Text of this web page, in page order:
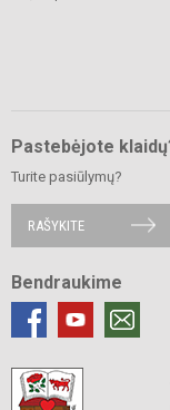
Pastebėjote
Turite pasiūlymų?
RAŠYKITE
Bendraukime